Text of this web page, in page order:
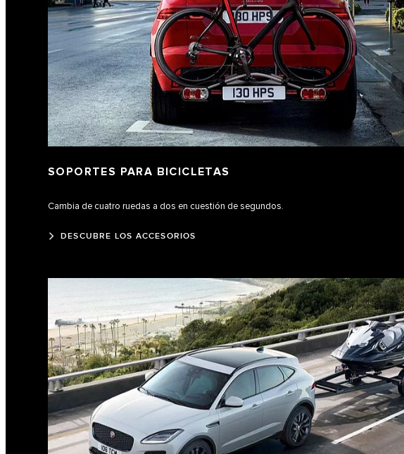
SOPORTES PARA BICICLETAS
Cambia de cuatro ruedas a dos en cuestión de segundos.
DESCUBRE LOS ACCESORIOS